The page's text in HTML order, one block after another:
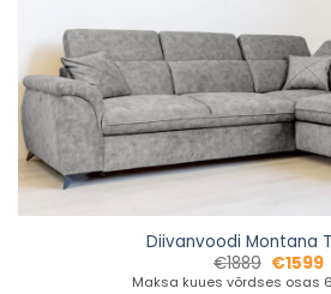
Diivanvoodi Montana
€1889 €1599
Maksa kuues võrdses osas